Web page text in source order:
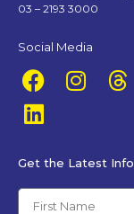
03 – 2193 3000
Social Media
Get the Latest Info